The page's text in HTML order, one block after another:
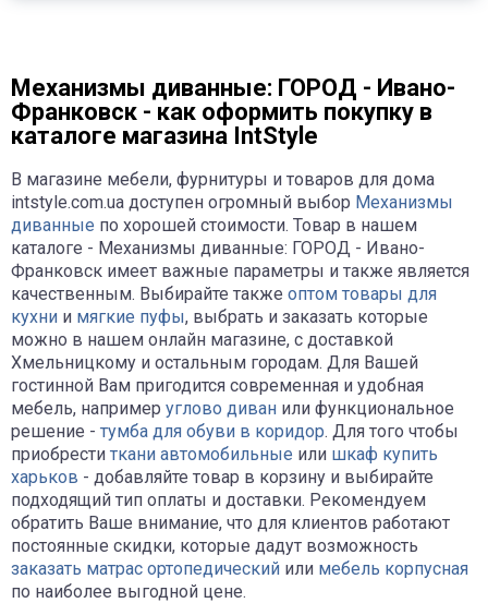
Механизмы диванные: ГОРОД - Ивано-
Франковск - как оформить покупку в
каталоге магазина IntStyle
В магазине мебели, фурнитуры и товаров для дома
intstyle.com.ua доступен огромный выбор Механизмы
диванные по хорошей стоимости. Товар в нашем
каталоге - Механизмы диванные: ГОРОД - Ивано-
Франковск имеет важные параметры и также является
качественным. Выбирайте также оптом товары для
кухни и мягкие пуфы, выбрать и заказать которые
можно в нашем онлайн магазине, с доставкой
Хмельницкому и остальным городам. Для Вашей
гостинной Вам пригодится современная и удобная
мебель, например углово диван или функциональное
решение - тумба для обуви в коридор. Для того чтобы
приобрести ткани автомобильные или шкаф купить
харьков - добавляйте товар в корзину и выбирайте
подходящий тип оплаты и доставки. Рекомендуем
обратить Ваше внимание, что для клиентов работают
постоянные скидки, которые дадут возможность
заказать матрас ортопедический или мебель корпусная
по наиболее выгодной цене.